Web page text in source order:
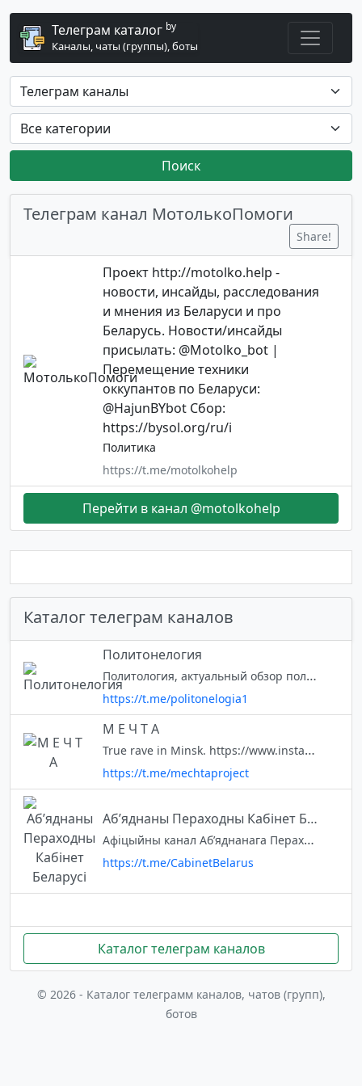
Телеграм каталог by
Каналы, чаты (группы), боты
Поиск
Телеграм канал МотолькоПомоги
Share!
Проект http://motolko.help -
новости, инсайды, расследования
и мнения из Беларуси и про
Беларусь. Новости/инсайды
присылать: @Motolko_bot |
Перемещение техники
оккупантов по Беларуси:
@HajunBYbot Сбор:
https://bysol.org/ru/i
Политика
https://t.me/motolkohelp
Перейти в канал @motolkohelp
Каталог телеграм каналов
Политонелогия
Политология, актуальный обзор политических событий, политическая философия Для связи
https://t.me/politonelogia1
М Е Ч Т А
True rave in Minsk. https://www.instagram.com/mechtaproject
https://t.me/mechtaproject
Аб’яднаны Пераходны Кабінет Беларусі
Афіцыйны канал Аб’яднанага Пераходнага Кабінета Беларусі – часовага выканаўчага органа, створанага нацыянальнай лідаркай Святланай Ціханоўскай.
https://t.me/CabinetBelarus
Каталог телеграм каналов
© 2026 - Каталог телеграмм каналов, чатов (групп),
ботов